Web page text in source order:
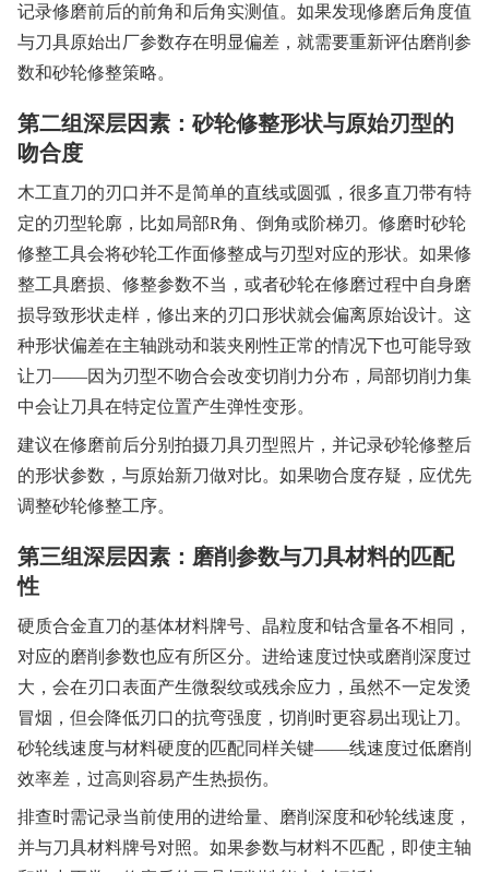
记录修磨前后的前角和后角实测值。如果发现修磨后角度值
与刀具原始出厂参数存在明显偏差，就需要重新评估磨削参
数和砂轮修整策略。
第二组深层因素：砂轮修整形状与原始刃型的
吻合度
木工直刀的刃口并不是简单的直线或圆弧，很多直刀带有特
定的刃型轮廓，比如局部R角、倒角或阶梯刃。修磨时砂轮
修整工具会将砂轮工作面修整成与刃型对应的形状。如果修
整工具磨损、修整参数不当，或者砂轮在修磨过程中自身磨
损导致形状走样，修出来的刃口形状就会偏离原始设计。这
种形状偏差在主轴跳动和装夹刚性正常的情况下也可能导致
让刀——因为刃型不吻合会改变切削力分布，局部切削力集
中会让刀具在特定位置产生弹性变形。
建议在修磨前后分别拍摄刀具刃型照片，并记录砂轮修整后
的形状参数，与原始新刀做对比。如果吻合度存疑，应优先
调整砂轮修整工序。
第三组深层因素：磨削参数与刀具材料的匹配
性
硬质合金直刀的基体材料牌号、晶粒度和钴含量各不相同，
对应的磨削参数也应有所区分。进给速度过快或磨削深度过
大，会在刃口表面产生微裂纹或残余应力，虽然不一定发烫
冒烟，但会降低刃口的抗弯强度，切削时更容易出现让刀。
砂轮线速度与材料硬度的匹配同样关键——线速度过低磨削
效率差，过高则容易产生热损伤。
排查时需记录当前使用的进给量、磨削深度和砂轮线速度，
并与刀具材料牌号对照。如果参数与材料不匹配，即使主轴